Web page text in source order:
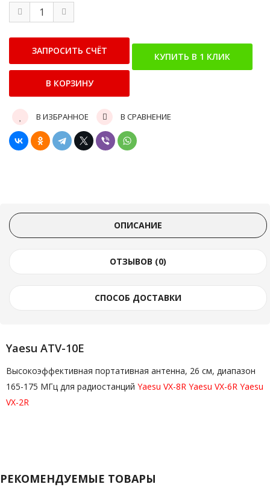
В ИЗБРАННОЕ В СРАВНЕНИЕ
ОПИСАНИЕ
ОТЗЫВОВ (0)
СПОСОБ ДОСТАВКИ
Yaesu ATV-10E
Высокоэффективная портативная антенна, 26 см, диапазон
165-175 МГц для радиостанций Yaesu VX-8R Yaesu VX-6R Yaesu
VX-2R
РЕКОМЕНДУЕМЫЕ ТОВАРЫ